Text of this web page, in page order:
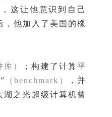
这让他意识到自己
，他加入了美国的橡
库）
；构建了计算平
（benchmark）
，并
之光超级计算机曾